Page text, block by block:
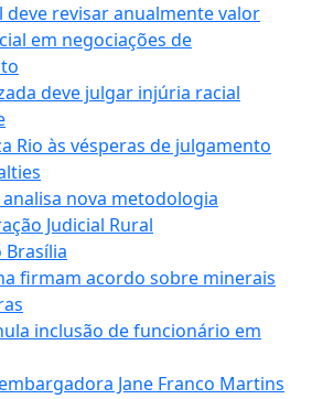
revisar anualmente valor
em negociações de
deve julgar injúria racial
Rio às vésperas de julgamento
nova metodologia
Judicial Rural
Brasília
firmam acordo sobre minerais
inclusão de funcionário em
Jane Franco Martins